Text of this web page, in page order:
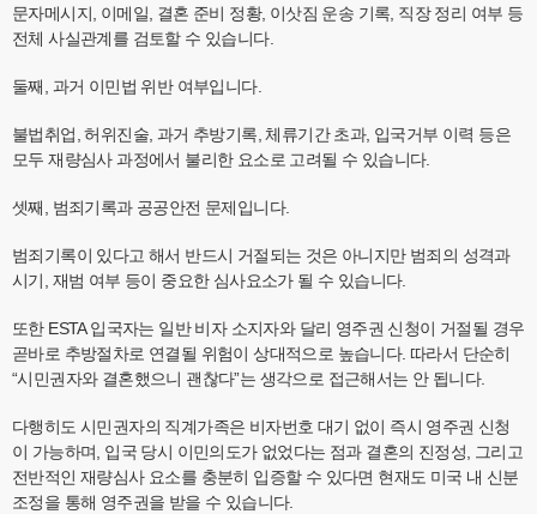
문자메시지, 이메일, 결혼 준비 정황, 이삿짐 운송 기록, 직장 정리 여부 등
전체 사실관계를 검토할 수 있습니다.
둘째, 과거 이민법 위반 여부입니다.
불법취업, 허위진술, 과거 추방기록, 체류기간 초과, 입국거부 이력 등은
모두 재량심사 과정에서 불리한 요소로 고려될 수 있습니다.
셋째, 범죄기록과 공공안전 문제입니다.
범죄기록이 있다고 해서 반드시 거절되는 것은 아니지만 범죄의 성격과
시기, 재범 여부 등이 중요한 심사요소가 될 수 있습니다.
또한 ESTA 입국자는 일반 비자 소지자와 달리 영주권 신청이 거절될 경우
곧바로 추방절차로 연결될 위험이 상대적으로 높습니다. 따라서 단순히
“시민권자와 결혼했으니 괜찮다”는 생각으로 접근해서는 안 됩니다.
다행히도 시민권자의 직계가족은 비자번호 대기 없이 즉시 영주권 신청
이 가능하며, 입국 당시 이민의도가 없었다는 점과 결혼의 진정성, 그리고
전반적인 재량심사 요소를 충분히 입증할 수 있다면 현재도 미국 내 신분
조정을 통해 영주권을 받을 수 있습니다.